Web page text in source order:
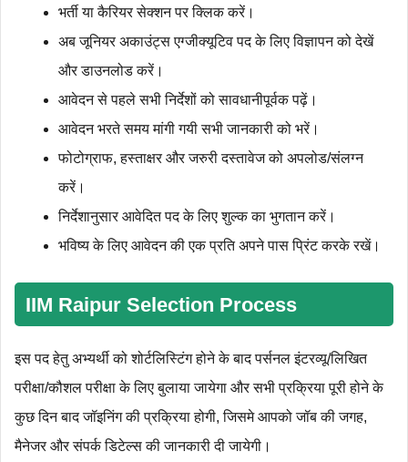
भर्ती या कैरियर सेक्शन पर क्लिक करें।
अब जूनियर अकाउंट्स एग्जीक्यूटिव पद के लिए विज्ञापन को देखें
और डाउनलोड करें।
आवेदन से पहले सभी निर्देशों को सावधानीपूर्वक पढ़ें।
आवेदन भरते समय मांगी गयी सभी जानकारी को भरें।
फोटोग्राफ, हस्ताक्षर और जरुरी दस्‍तावेज को अपलोड/संलग्न
करें।
निर्देशानुसार आवेदित पद के लिए शुल्‍क का भुगतान करें।
भविष्‍य के लिए आवेदन की एक प्रति अपने पास प्रिंट करके रखें।
IIM Raipur Selection Process
इस पद हेतु अभ्यर्थी को शोर्टलिस्टिंग होने के बाद पर्सनल इंटरव्यू/लिखित
परीक्षा/कौशल परीक्षा के लिए बुलाया जायेगा और सभी प्रक्रिया पूरी होने के
कुछ दिन बाद जॉइनिंग की प्रक्रिया होगी, जिसमे आपको जॉब की जगह,
मैनेजर और संपर्क डिटेल्स की जानकारी दी जायेगी।